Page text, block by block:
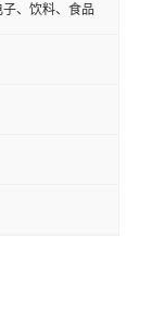
、饮料、食品